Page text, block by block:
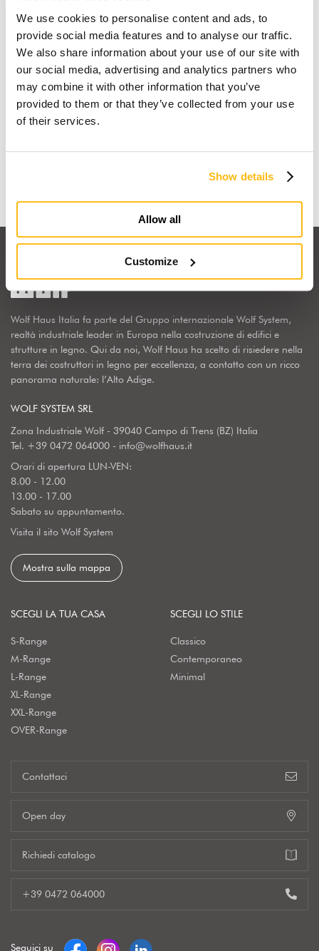
We use cookies to personalise content and ads, to
provide social media features and to analyse our traffic.
We also share information about your use of our site with
our social media, advertising and analytics partners who
may combine it with other information that you’ve
provided to them or that they’ve collected from your use
of their services.
Show details
Allow all
Customize
Io sogno una casa in legno
Wolf Haus Italia fa parte del Gruppo internazionale Wolf System,
realtà industriale leader in Europa nella costruzione di edifici e
strutture in legno. Qui da noi, Wolf Haus ha scelto di risiedere nella
terra dei costruttori in legno per eccellenza, a contatto con un ricco
panorama naturale: l’Alto Adige.
WOLF SYSTEM SRL
Zona Industriale Wolf - 39040 Campo di Trens (BZ) Italia
Tel. +39 0472 064000 - info@wolfhaus.it
Orari di apertura LUN-VEN:
8.00 - 12.00
13.00 - 17.00
Sabato su appuntamento.
Visita il sito Wolf System
Mostra sulla mappa
SCEGLI LA TUA CASA
S-Range
M-Range
L-Range
XL-Range
XXL-Range
OVER-Range
SCEGLI LO STILE
Classico
Contemporaneo
Minimal
Contattaci
Open day
Richiedi catalogo
+39 0472 064000
Seguici su